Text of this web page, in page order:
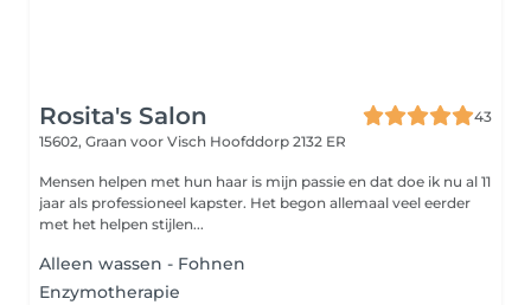
Rosita's Salon
43
15602, Graan voor Visch Hoofddorp 2132 ER
Mensen helpen met hun haar is mijn passie en dat doe ik nu al 11
jaar als professioneel kapster. Het begon allemaal veel eerder
met het helpen stijlen...
Alleen wassen - Fohnen
Enzymotherapie